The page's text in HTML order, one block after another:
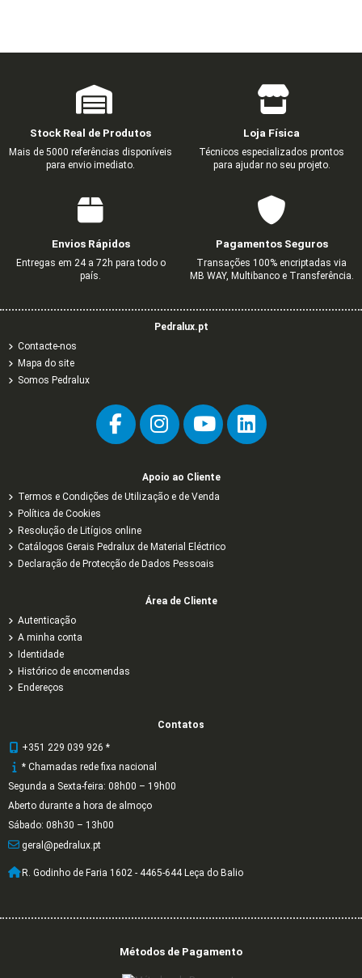
Stock Real de Produtos
Mais de 5000 referências disponíveis
para envio imediato.
Loja Física
Técnicos especializados prontos
para ajudar no seu projeto.
Envios Rápidos
Entregas em 24 a 72h para todo o
país.
Pagamentos Seguros
Transações 100% encriptadas via
MB WAY, Multibanco e Transferência.
Pedralux.pt
Contacte-nos
Mapa do site
Somos Pedralux
Apoio ao Cliente
Termos e Condições de Utilização e de Venda
Política de Cookies
Resolução de Litígios online
Catálogos Gerais Pedralux de Material Eléctrico
Declaração de Protecção de Dados Pessoais
Área de Cliente
Autenticação
A minha conta
Identidade
Histórico de encomendas
Endereços
Contatos
+351 229 039 926 *
* Chamadas rede fixa nacional
Segunda a Sexta-feira: 08h00 – 19h00
Aberto durante a hora de almoço
Sábado: 08h30 – 13h00
geral@pedralux.pt
R. Godinho de Faria 1602 - 4465-644 Leça do Balio
Métodos de Pagamento